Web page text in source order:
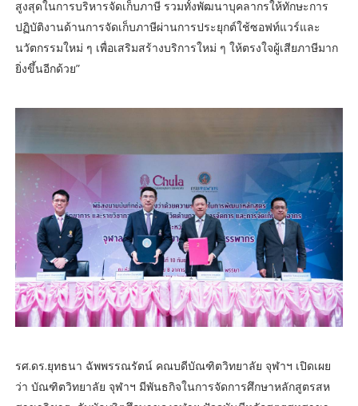
สูงสุดในการบริหารจัดเก็บภาษี รวมทั้งพัฒนาบุคลากรให้ทักษะการ
ปฏิบัติงานด้านการจัดเก็บภาษีผ่านการประยุกต์ใช้ซอฟท์แวร์และ
นวัตกรรมใหม่ ๆ เพื่อเสริมสร้างบริการใหม่ ๆ ให้ตรงใจผู้เสียภาษีมาก
ยิ่งขึ้นอีกด้วย”
รศ.ดร.ยุทธนา ฉัพพรรณรัตน์ คณบดีบัณฑิตวิทยาลัย จุฬาฯ เปิดเผย
ว่า บัณฑิตวิทยาลัย จุฬาฯ มีพันธกิจในการจัดการศึกษาหลักสูตรสห